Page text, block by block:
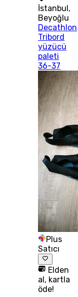
İstanbul,
Beyoğlu
Decathlon
Tribord
yüzücü
paleti
36-37
Plus
Satıcı
Elden
al, kartla
öde!